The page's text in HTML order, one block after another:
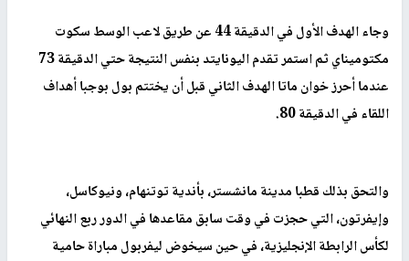
وجاء الهدف الأول في الدقيقة 44 عن طريق لاعب الوسط سكوت
مكتوميناي ثم استمر تقدم اليونايتد بنفس النتيجة حتي الدقيقة 73
عندما أحرز خوان ماتا الهدف الثاني قبل أن يختتم بول بوجبا أهداف
اللقاء في الدقيقة 80.
والتحق بذلك قطبا مدينة مانشستر، بأندية توتنهام، ونيوكاسل،
وإيفرتون، التي حجزت في وقت سابق مقاعدها في الدور ربع النهائي
لكأس الرابطة الإنجليزية، في حين سيخوض ليفربول مباراة حامية